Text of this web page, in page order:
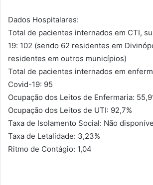
Dados Hospitalares:
Total de pacientes internados em CTI,
19: 102 (sendo 62 residentes em
residentes em outros municípios)
Total de pacientes internados em
Covid-19: 95
Ocupação dos Leitos de Enfermaria:
Ocupação dos Leitos de UTI: 92,7%
Taxa de Isolamento Social: Não
Taxa de Letalidade: 3,23%
Ritmo de Contágio: 1,04